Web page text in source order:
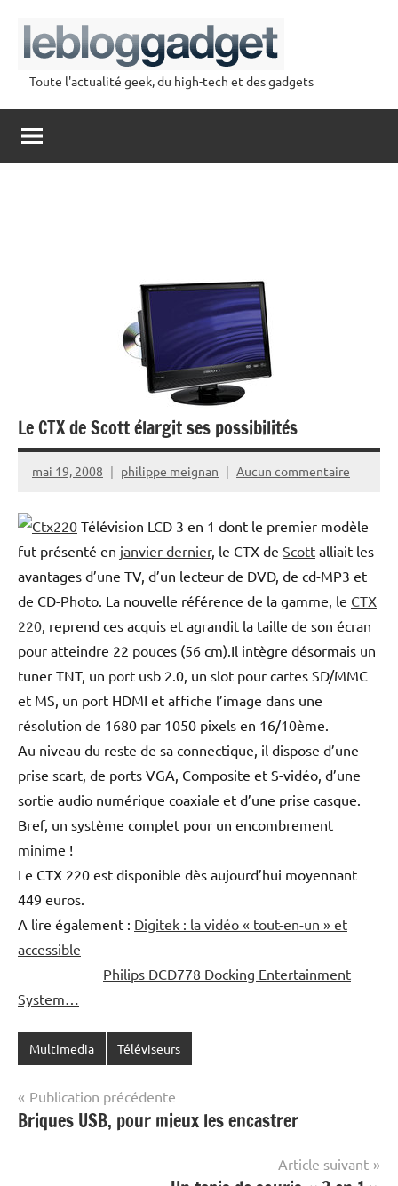
contenu
lebloggadget
Toute l'actualité geek, du high-tech et des gadgets
Le CTX de Scott élargit ses possibilités
mai 19, 2008 philippe meignan Aucun commentaire
Télévision LCD 3 en 1 dont le premier modèle
fut présenté en janvier dernier, le CTX de Scott alliait les
avantages d’une TV, d’un lecteur de DVD, de cd-MP3 et
de CD-Photo. La nouvelle référence de la gamme, le CTX
220 , reprend ces acquis et agrandit la taille de son écran
pour atteindre 22 pouces (56 cm).Il intègre désormais un
tuner TNT, un port usb 2.0, un slot pour cartes SD/MMC
et MS, un port HDMI et affiche l’image dans une
résolution de 1680 par 1050 pixels en 16/10ème.
Au niveau du reste de sa connectique, il dispose d’une
prise scart, de ports VGA, Composite et S-vidéo, d’une
sortie audio numérique coaxiale et d’une prise casque.
Bref, un système complet pour un encombrement
minime !
Le CTX 220 est disponible dès aujourd’hui moyennant
449 euros.
A lire également : Digitek : la vidéo « tout-en-un » et
accessible
Philips DCD778 Docking Entertainment
System…
Multimedia Téléviseurs
Navigation
de
Publication précédente
Briques USB, pour mieux les encastrer
Article suivant